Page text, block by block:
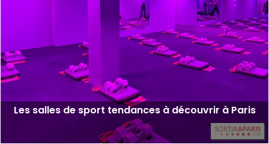
Les salles de sport tendances à découvrir à Paris